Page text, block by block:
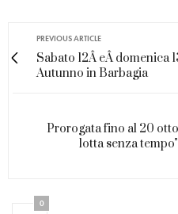
PREVIOUS ARTICLE
Sabato 12Â eÂ domenica
Autunno in Barbagia
Prorogata fino al 20
lotta senza
0